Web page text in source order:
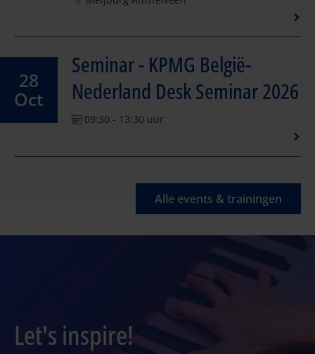
28
Oct
Seminar - KPMG België-
Nederland Desk Seminar 2026
09:30 - 13:30 uur
Alle events & trainingen
Let's inspire!